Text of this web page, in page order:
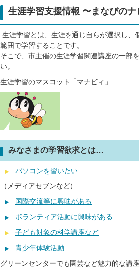
生涯学習支援情報 〜まなびの
生涯学習とは、生涯を通じ自らが選択し、
範囲で学習することです。
そこで、市主催の生涯学習関連講座の一部
い。
生涯学習のマスコット「マナビィ」
みなさまの学習欲求とは…
パソコンを習いたい
（メディアセブンなど）
国際交流等に興味がある
ボランティア活動に興味がある
子ども対象の科学講座など
青少年体験活動
グリーンセンターでも園芸など魅力的な講